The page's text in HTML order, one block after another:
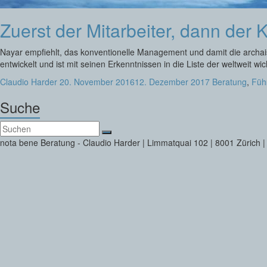
Zuerst der Mitarbeiter, dann der
Nayar empfiehlt, das konventionelle Management und damit die
entwickelt und ist mit seinen Erkenntnissen in die Liste der weltweit
Claudio Harder 20. November 201612. Dezember 2017 Beratung,
Suche
nota bene Beratung - Claudio Harder | Limmatquai 102 | 8001 Zürich